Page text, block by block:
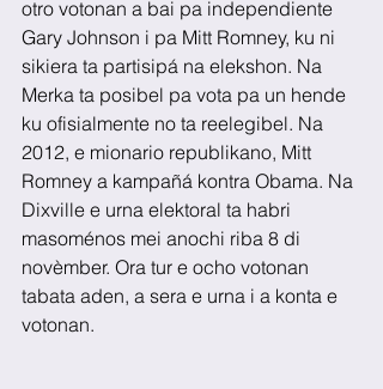
otro votonan a bai pa independiente
Gary Johnson i pa Mitt Romney, ku ni
sikiera ta partisipá na elekshon. Na
Merka ta posibel pa vota pa un hende
ku ofisialmente no ta reelegibel. Na
2012, e mionario republikano, Mitt
Romney a kampañá kontra Obama. Na
Dixville e urna elektoral ta habri
masoménos mei anochi riba 8 di
novèmber. Ora tur e ocho votonan
tabata aden, a sera e urna i a konta e
votonan.